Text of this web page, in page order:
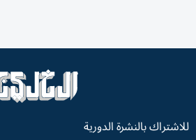
للاشتراك بالنشرة الدورية